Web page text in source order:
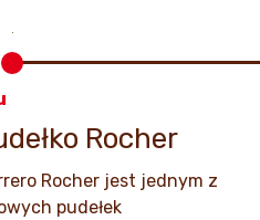
Rocher
Rocher jest jednym z
pudełek